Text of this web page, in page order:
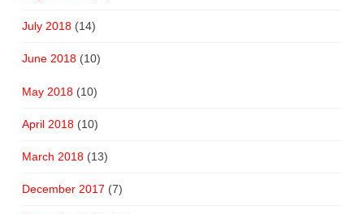
July 2018(14)
June 2018(10)
May 2018(10)
April 2018(10)
March 2018(13)
December 2017 (7)